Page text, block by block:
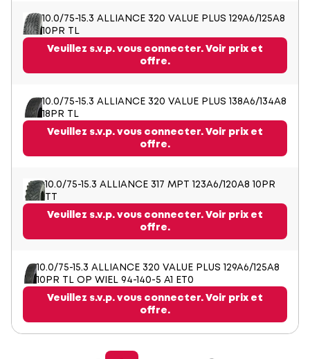
10.0/75-15.3 ALLIANCE 320 VALUE PLUS 129A6/125A8
10PR TL
Veuillez s.v.p. vous connecter. Voir prix et
offre.
10.0/75-15.3 ALLIANCE 320 VALUE PLUS 138A6/134A8
18PR TL
Veuillez s.v.p. vous connecter. Voir prix et
offre.
10.0/75-15.3 ALLIANCE 317 MPT 123A6/120A8 10PR
TT
Veuillez s.v.p. vous connecter. Voir prix et
offre.
10.0/75-15.3 ALLIANCE 320 VALUE PLUS 129A6/125A8
10PR TL OP WIEL 94-140-5 A1 ET0
Veuillez s.v.p. vous connecter. Voir prix et
offre.